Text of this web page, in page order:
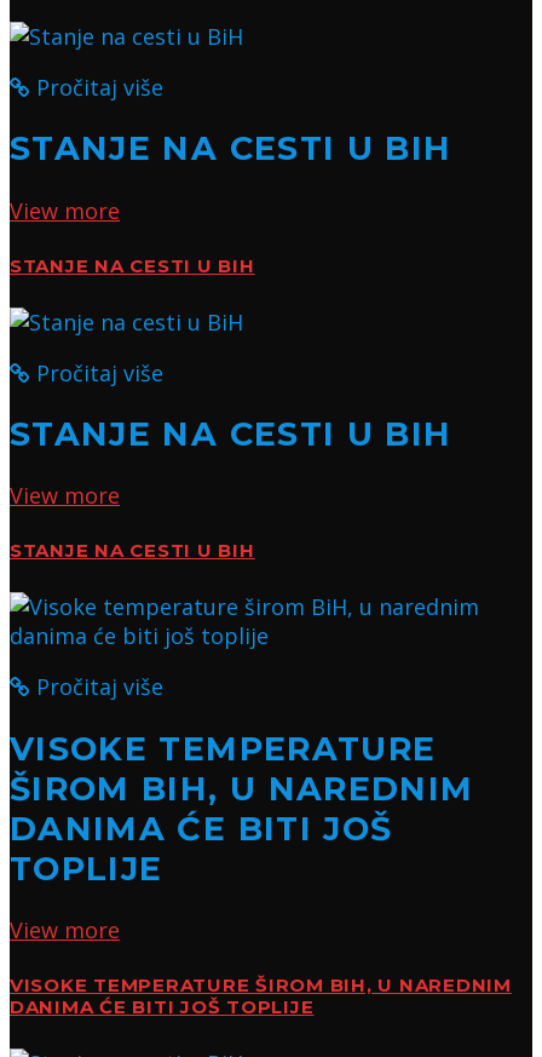
Pročitaj više
STANJE NA CESTI U BIH
View more
STANJE NA CESTI U BIH
Pročitaj više
STANJE NA CESTI U BIH
View more
STANJE NA CESTI U BIH
Pročitaj više
VISOKE TEMPERATURE
ŠIROM BIH, U NAREDNIM
DANIMA ĆE BITI JOŠ
TOPLIJE
View more
VISOKE TEMPERATURE ŠIROM BIH, U NAREDNIM
DANIMA ĆE BITI JOŠ TOPLIJE